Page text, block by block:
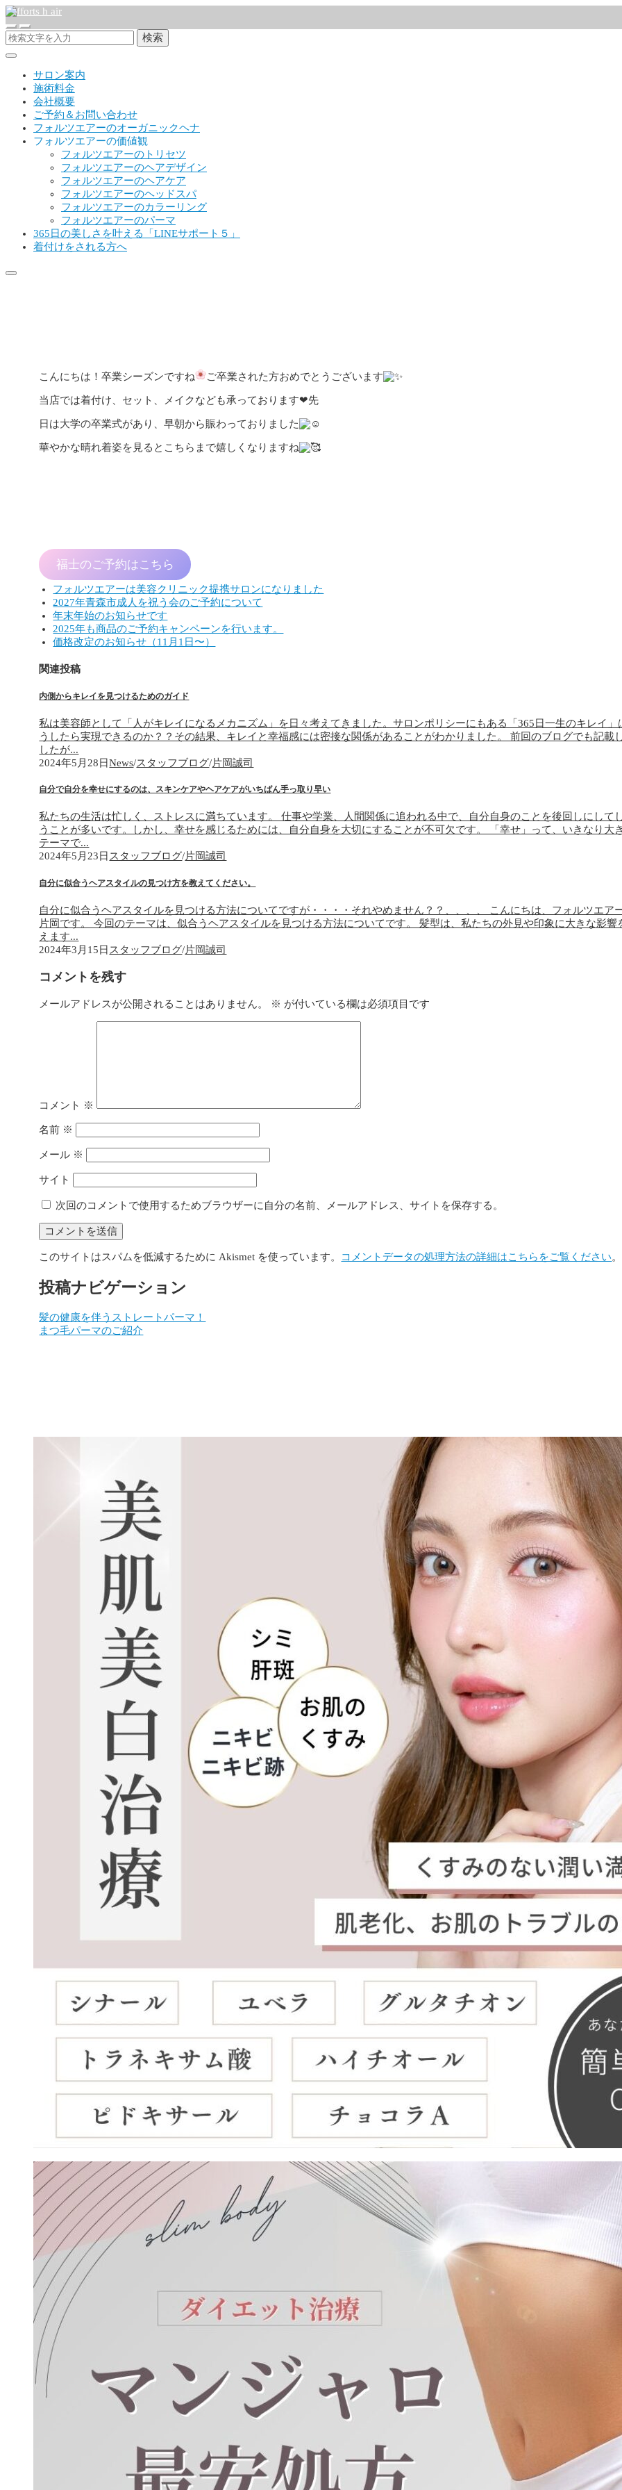
検索
サロン案内
施術料金
会社概要
ご予約＆お問い合わせ
フォルツエアーのオーガニックヘナ
フォルツエアーの価値観
フォルツエアーのトリセツ
フォルツエアーのヘアデザイン
フォルツエアーのヘアケア
フォルツエアーのヘッドスパ
フォルツエアーのカラーリング
フォルツエアーのパーマ
365日の美しさを叶える「LINEサポート５」
着付けをされる方へ
こんにちは！卒業シーズンですね ご卒業された方おめでとうございます
当店では着付け、セット、メイクなども承っております❤︎先
日は大学の卒業式があり、早朝から賑わっておりました
華やかな晴れ着姿を見るとこちらまで嬉しくなりますね
福士のご予約はこちら
フォルツエアーは美容クリニック提携サロンになりました
2027年青森市成人を祝う会のご予約について
年末年始のお知らせです
2025年も商品のご予約キャンペーンを行います。
価格改定のお知らせ（11月1日〜）
関連投稿
内側からキレイを見つけるためのガイド
私は美容師として「人がキレイになるメカニズム」を日々考えてきました。サロンポリシーにもある「365日一生のキレイ」
うしたら実現できるのか？？その結果、キレイと幸福感には密接な関係があることがわかりました。 前回のブログでも記載
したが...
2024年5月28日News/スタッフブログ/片岡誠司
自分で自分を幸せにするのは、スキンケアやヘアケアがいちばん手っ取り早い
私たちの生活は忙しく、ストレスに満ちています。 仕事や学業、人間関係に追われる中で、自分自身のことを後回しにして
うことが多いです。しかし、幸せを感じるためには、自分自身を大切にすることが不可欠です。 「幸せ」って、いきなり大
テーマで...
2024年5月23日 スタッフブログ/片岡誠司
自分に似合うヘアスタイルの見つけ方を教えてください。
自分に似合うヘアスタイルを見つける方法についてですが・・・・それやめません？？、、、、 こんにちは、フォルツエア
片岡です。 今回のテーマは、似合うヘアスタイルを見つける方法についてです。 髪型は、私たちの外見や印象に大きな影響
えます...
2024年3月15日 スタッフブログ/片岡誠司
コメントを残す
メールアドレスが公開されることはありません。 ※ が付いている欄は必須項目です
コメント ※
名前 ※
メール ※
サイト
次回のコメントで使用するためブラウザーに自分の名前、メールアドレス、サイトを保存する。
このサイトはスパムを低減するために Akismet を使っています。 コメントデータの処理方法の詳細はこちらをご覧ください。
投稿ナビゲーション
髪の健康を伴うストレートパーマ！
まつ毛パーマのご紹介